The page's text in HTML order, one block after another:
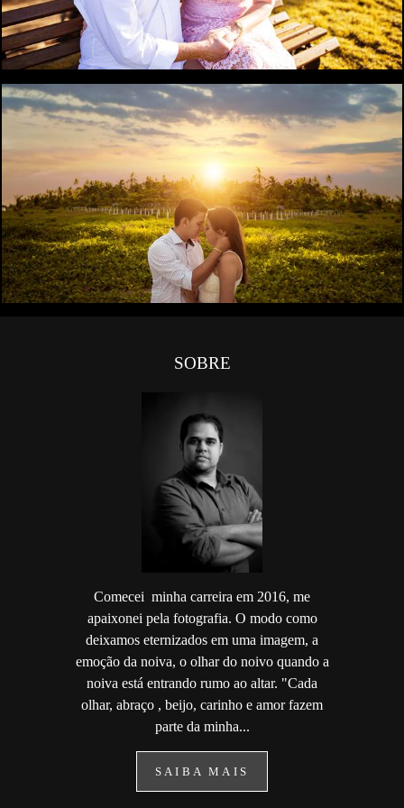
0
0
SOBRE
Comecei minha carreira em 2016, me
apaixonei pela fotografia. O modo como
deixamos eternizados em uma imagem, a
emoção da noiva, o olhar do noivo quando a
noiva está entrando rumo ao altar. "Cada
olhar, abraço , beijo, carinho e amor fazem
parte da minha...
SAIBA MAIS